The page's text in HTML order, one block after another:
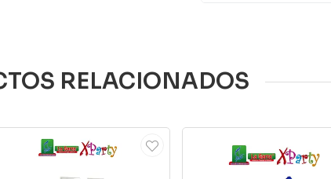
RELACIONADOS